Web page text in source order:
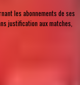
les abonnements de ses
justification aux matches,